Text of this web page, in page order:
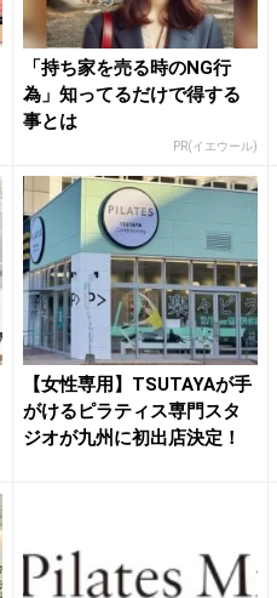
「持ち家を売る時のNG行
為」知ってるだけで得する
事とは
PR(イエウール)
【女性専用】TSUTAYAが手
がけるピラティス専門スタ
ジオが九州に初出店決定！